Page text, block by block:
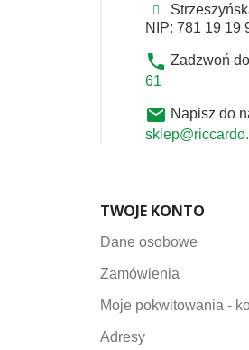
NIP: 781 19 19
phone Zadzwoń
61
email Napisz do
TWOJE KONTO
Dane osobowe
Zamówienia
Moje pokwitowania -
Adresy